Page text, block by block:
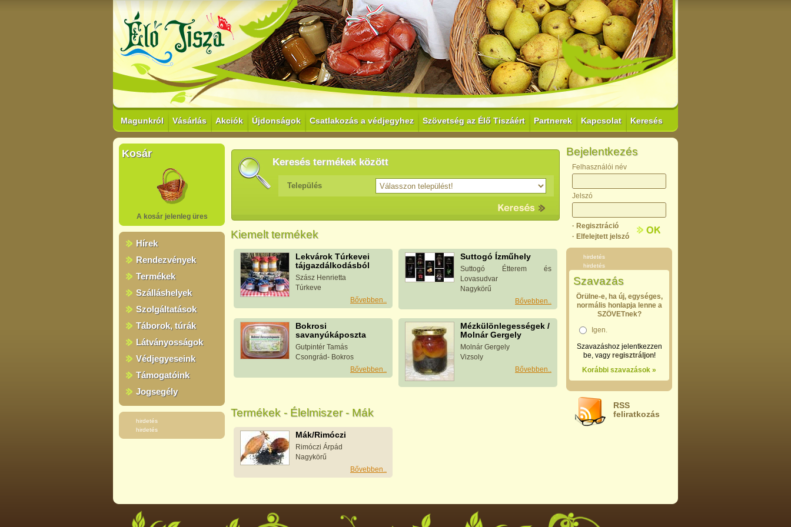
Magunkról Vásárlás Akciók Újdonságok Csatlakozás a védjegyhez Szövetség az Élő Tiszáért Partnerek Kapcsolat Keresés
Kosár
A kosár jelenleg üres
Hírek
Rendezvények
Termékek
Szálláshelyek
Szolgáltatások
Táborok, túrák
Látványosságok
Védjegyeseink
Támogatóink
Jogsegély
hirdetés
hirdetés
Keresés termékek között
Település
Kiemelt termékek
Lekvárok Túrkevei
tájgazdálkodásból
Szász Henrietta
Túrkeve
Bővebben..
Suttogó Ízműhely
Suttogó Étterem és
Lovasudvar
Nagykörű
Bővebben..
Bokrosi
savanyúkáposzta
Gutpintér Tamás
Csongrád- Bokros
Bővebben..
Mézkülönlegességek /
Molnár Gergely
Molnár Gergely
Vizsoly
Bővebben..
Termékek - Élelmiszer - Mák
Mák/Rimóczi
Rimóczi Árpád
Nagykörű
Bővebben..
Bejelentkezés
Felhasználói név
Jelszó
· Regisztráció
· Elfelejtett jelszó
hirdetés
hirdetés
Szavazás
Örülne-e, ha új, egységes,
normális honlapja lenne a
SZÖVETnek?
Igen.
Szavazáshoz jelentkezzen
be, vagy regisztráljon!
Korábbi szavazások »
RSS
feliratkozás